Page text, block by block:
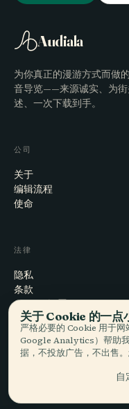
Audiala
为你真正的漫游方式而做
音导览——来源诚实、为
述、一次下载到手。
公司
关于
编辑流程
使命
法律
隐私
条款
Cookie 设置
注销账户
© 2026 Audiala · 制作于瑞士
EN · FR ·
关于 Cookie 的一点
严格必要的 Cookie 用于
Google Analytics）帮助
据，不投放广告，不出售
自